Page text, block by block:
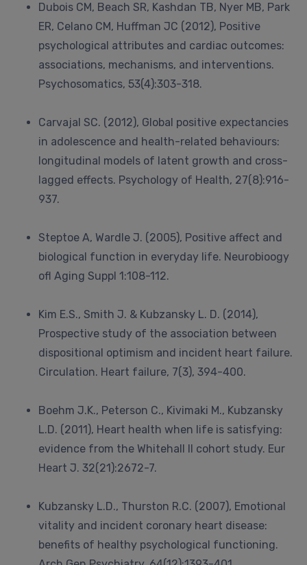
Dubois CM, Beach SR, Kashdan TB, Nyer MB, Park
ER, Celano CM, Huffman JC (2012), Positive
psychological attributes and cardiac outcomes:
associations, mechanisms, and interventions.
Psychosomatics, 53(4):303-318.
Carvajal SC. (2012), Global positive expectancies
in adolescence and health-related behaviours:
longitudinal models of latent growth and cross-
lagged effects. Psychology of Health, 27(8):916-
937.
Steptoe A, Wardle J. (2005), Positive affect and
biological function in everyday life. Neurobioogy
ofl Aging Suppl 1:108-112.
Kim E.S., Smith J. & Kubzansky L. D. (2014),
Prospective study of the association between
dispositional optimism and incident heart failure.
Circulation. Heart failure, 7(3), 394-400.
Boehm J.K., Peterson C., Kivimaki M., Kubzansky
L.D. (2011), Heart health when life is satisfying:
evidence from the Whitehall II cohort study. Eur
Heart J. 32(21):2672-7.
Kubzansky L.D., Thurston R.C. (2007), Emotional
vitality and incident coronary heart disease:
benefits of healthy psychological functioning.